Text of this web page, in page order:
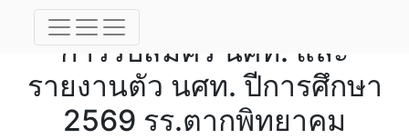
เว็บเพจประกาศผู้มีสิทธิ์ฯ หลัง
การรับสมัคร นศท. และ
รายงานตัว นศท. ปีการศึกษา
2569 รร.ตากพิทยาคม